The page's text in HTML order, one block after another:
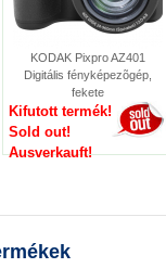
KODAK Pixpro AZ401
Digitális fényképezõgép,
fekete
Kifutott termék!
Sold out!
Ausverkauft!